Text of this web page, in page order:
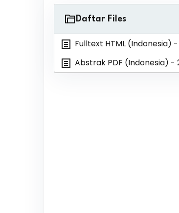
Daftar Files
Fulltext HTML (Indonesia) -
Abstrak PDF (Indonesia) -